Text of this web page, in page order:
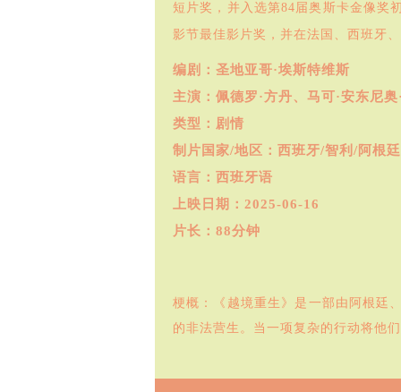
短片奖，并入选第84届奥斯卡金像奖
影节最佳影片奖，并在法国、西班牙
编剧：圣地亚哥·埃斯特维斯
主演：佩德罗·方丹、 马可·安东尼
类型：剧情
制片国家/地区：西班牙/智利/阿根廷
语言：西班牙语
上映日期：2025-06-16
片长：88分钟
梗概：《越境重生》是一部由阿根廷
的非法营生。当一项复杂的行动将他